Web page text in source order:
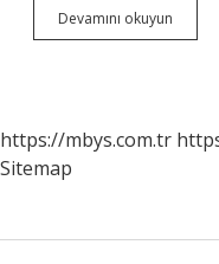
Devamını okuyun
Kaç
https://mbys.com.tr
Sitemap